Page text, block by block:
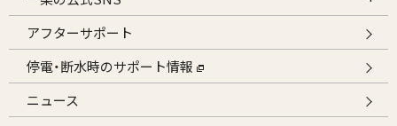
アフターサポート
停電・断水時のサポート情報
ニュース